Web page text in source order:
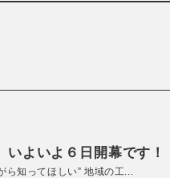
よいよ６日開幕です！
知ってほしい” 地域の工...